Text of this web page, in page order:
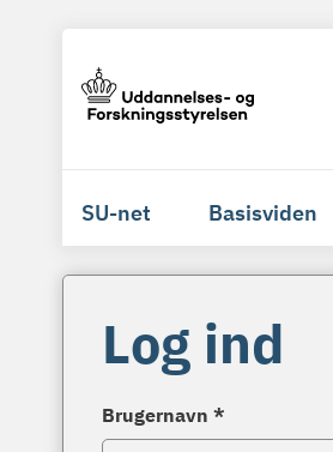
SU-net Basisviden
Log ind
Brugernavn *